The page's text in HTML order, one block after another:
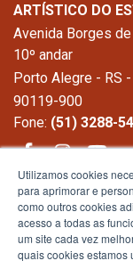
ARTÍSTICO DO
Avenida Borges
10º andar
Porto Alegre - RS -
90119-900
Fone: (51) 3288-
Utilizamos cookies
para aprimorar e
como outros cookies
acesso a todas as
um site cada vez
quais cookies estamos